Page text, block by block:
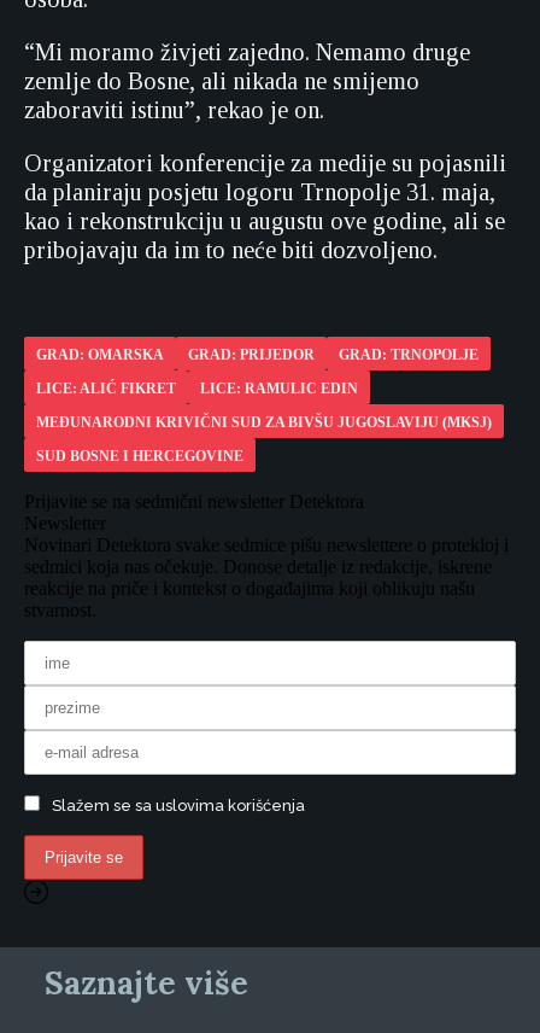
“Mi moramo živjeti zajedno. Nemamo druge
zemlje do Bosne, ali nikada ne smijemo
zaboraviti istinu”, rekao je on.
Organizatori konferencije za medije su pojasnili
da planiraju posjetu logoru Trnopolje 31. maja,
kao i rekonstrukciju u augustu ove godine, ali se
pribojavaju da im to neće biti dozvoljeno.
GRAD: OMARSKA GRAD: PRIJEDOR
GRAD: TRNOPOLJE
LICE: ALIĆ FIKRET
LICE: RAMULIC EDIN
MEĐUNARODNI KRIVIČNI SUD ZA BIVŠU JUGOSLAVIJU (MKSJ)
SUD BOSNE I HERCEGOVINE
Prijavite se na sedmični newsletter Detektora
Newsletter
Novinari Detektora svake sedmice pišu newslettere o protekloj i
sedmici koja nas očekuje. Donose detalje iz redakcije, iskrene
reakcije na priče i kontekst o događajima koji oblikuju našu
stvarnost.
Slažem se sa uslovima korišćenja
Saznajte više